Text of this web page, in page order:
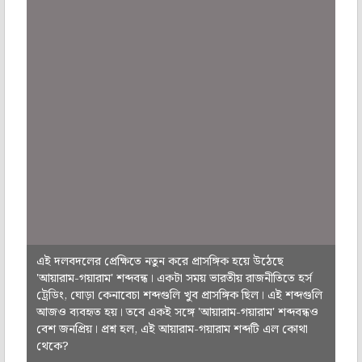
এই দলবদলের প্রেক্ষিতে নতুন করে প্রাসঙ্গিক হয়ে উঠেছে
'আয়ারাম-গয়ারাম' শব্দবন্ধ। একটা সময় ভারতীয় রাজনীতিতে হর্স
ট্রেডিং, ঘোড়া কেনাবেচা শব্দগুলি খুব প্রাসঙ্গিক ছিল। এই শব্দগুলি
আজও ব্যবহৃত হয়। তবে একই সঙ্গে 'আয়ারাম-গয়ারাম' শব্দবন্ধও
বেশ জনপ্রিয়। প্রশ্ন হল, এই আয়ারাম-গয়ারাম শব্দটি এল কোথা
থেকে?